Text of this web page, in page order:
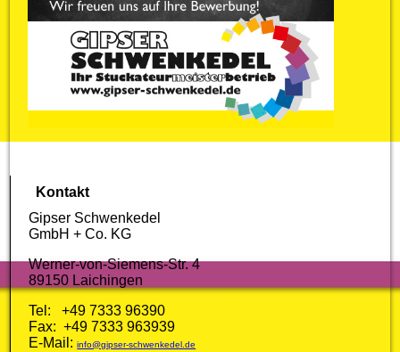
Kontakt
Gipser Schwenkedel
GmbH + Co. KG
Werner-von-Siemens-Str. 4
89150 Laichingen
Tel: +49 7333 96390
Fax: +49 7333 963939
E-Mail:info@gipser-schwenkedel.de